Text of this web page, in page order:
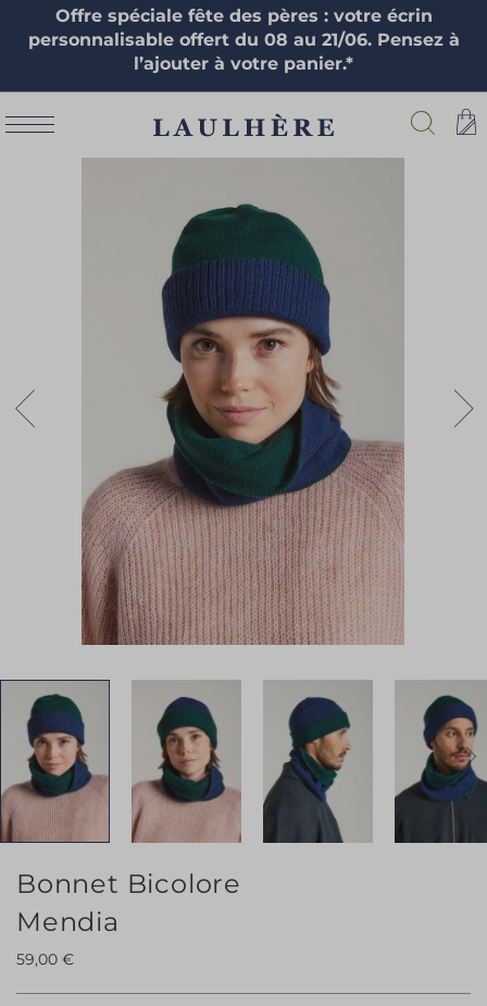
Offre spéciale fête des pères : votre écrin
personnalisable offert du 08 au 21/06. Pensez à
l’ajouter à votre panier.*
Bonnet Bicolore
Mendia
59,00 €
Skip
the
the